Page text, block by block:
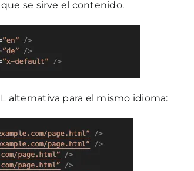
se sirve el contenido.
alternativa para el mismo idioma: